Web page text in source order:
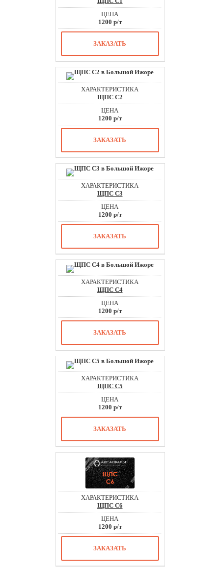
1200 р/т
ЗАКАЗАТЬ
ЩПС С2
1200 р/т
ЗАКАЗАТЬ
ЩПС С3
1200 р/т
ЗАКАЗАТЬ
ЩПС С4
1200 р/т
ЗАКАЗАТЬ
ЩПС С5
1200 р/т
ЗАКАЗАТЬ
ЩПС С6
1200 р/т
ЗАКАЗАТЬ